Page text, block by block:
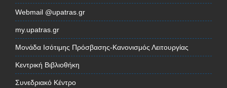
Webmail @upatras.gr
my.upatras.gr
Μονάδα Ισότιμης Πρόσβασης-Κανονισμός Λειτουργίας
Κεντρική Βιβλιοθήκη
Συνεδριακό Κέντρο